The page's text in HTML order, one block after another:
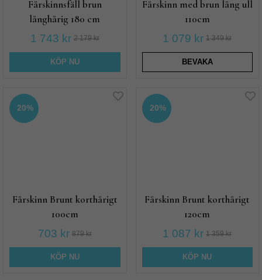
Fårskinnsfäll brun
långhårig 180 cm
1 743 kr 2 179 kr
KÖP NU
Fårskinn med brun lång ull
110cm
1 079 kr 1 349 kr
BEVAKA
20%
Fårskinn Brunt korthårigt
100cm
703 kr 879 kr
KÖP NU
20%
Fårskinn Brunt korthårigt
120cm
1 087 kr 1 359 kr
KÖP NU